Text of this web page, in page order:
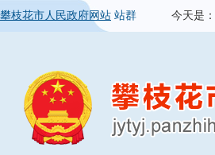
攀枝花市人民政府网站 站群 今天是：